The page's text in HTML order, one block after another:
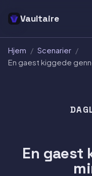
Vaultaire
Hjem / Scenarier /
En gaest kiggede
En gaest